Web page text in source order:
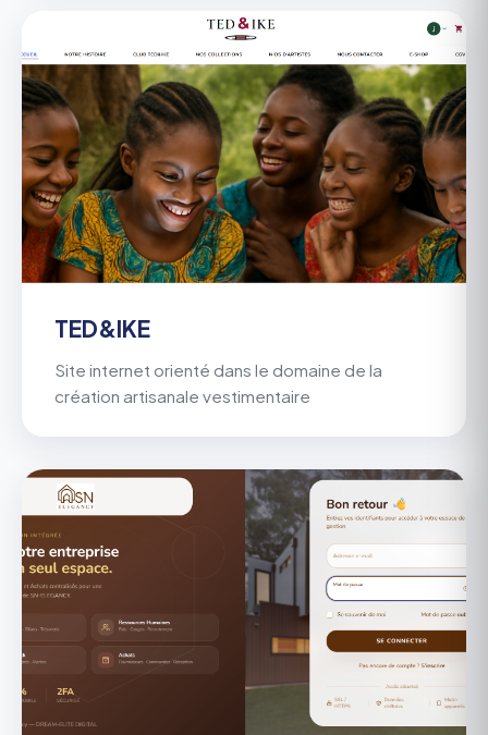
TED&IKE
Site internet orienté dans le domaine de la
création artisanale vestimentaire